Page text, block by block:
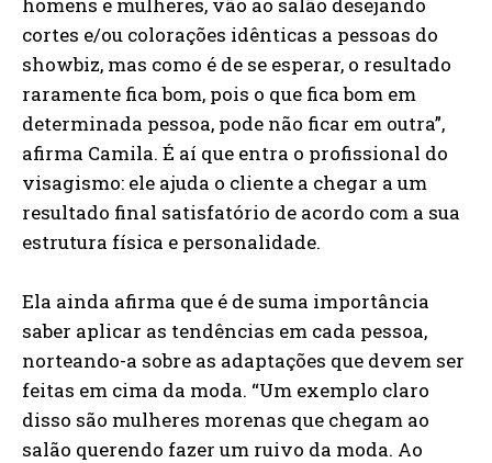
cortes e/ou colorações idênticas a pessoas do
showbiz, mas como é de se esperar, o resultado
raramente fica bom, pois o que fica bom em
determinada pessoa, pode não ficar em outra”,
afirma Camila. É aí que entra o profissional do
visagismo: ele ajuda o cliente a chegar a um
resultado final satisfatório de acordo com a sua
estrutura física e personalidade.
Ela ainda afirma que é de suma importância
saber aplicar as tendências em cada pessoa,
norteando-a sobre as adaptações que devem ser
feitas em cima da moda. “Um exemplo claro
disso são mulheres morenas que chegam ao
salão querendo fazer um ruivo da moda. Ao